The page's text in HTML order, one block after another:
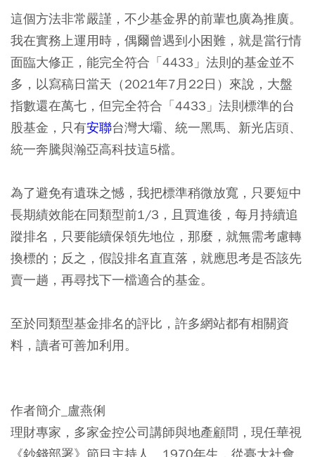
這個方法非常嚴謹，不少基金界的前輩也廣為推廣。
我在實務上運用時，偶爾曾遇到小困難，就是當行情
面臨大修正，能完全符合「4433」法則的基金並不
多，以寫稿日當天（2021年7月22日）來說，大盤
指數還在萬七，但完全符合「4433」法則標準的台
股基金，只有安聯台灣大壩、統一黑馬、新光店頭、
統一奔騰與瀚亞高科技這5檔。
為了避免有遺珠之憾，我把標準稍微放寬，只要短中
長期績效能在同類型前1/3，且買進後，每月持續追
蹤排名，只要能續保領先地位，那麼，就無需考慮轉
換標的；反之，假設排名直直落，就應思考是否該先
賣一趟，再尋找下一檔適合的基金。
至於同類型基金排名的評比，許多網站都有相關資
料，讀者可善加利用。
作者簡介_盧燕俐
理財專家，多家金控公司講師與地產顧問，現任華視